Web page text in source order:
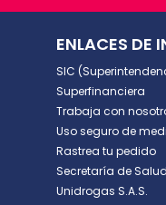
ENLACES DE
SIC
Superfinanciera
Trabaja con
Uso seguro de
Rastrea tu pedido
Secretaría de
Unidrogas S.A.S.